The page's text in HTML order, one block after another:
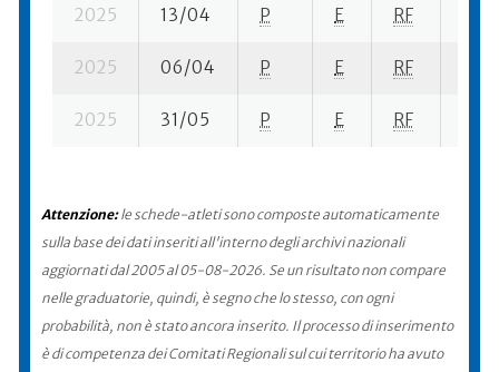
2025 13/04 P E RF
2025 06/04 P E RF
2025 31/05 P E RF
Attenzione:le schede-atleti sono composte automaticamente
sulla base dei dati inseriti all'interno degli archivi nazionali
aggiornati dal 2005 al 05-08-2026. Se un risultato non compare
nelle graduatorie, quindi, è segno che lo stesso, con ogni
probabilità, non è stato ancora inserito. Il processo di inserimento
è di competenza dei Comitati Regionali sul cui territorio ha avuto